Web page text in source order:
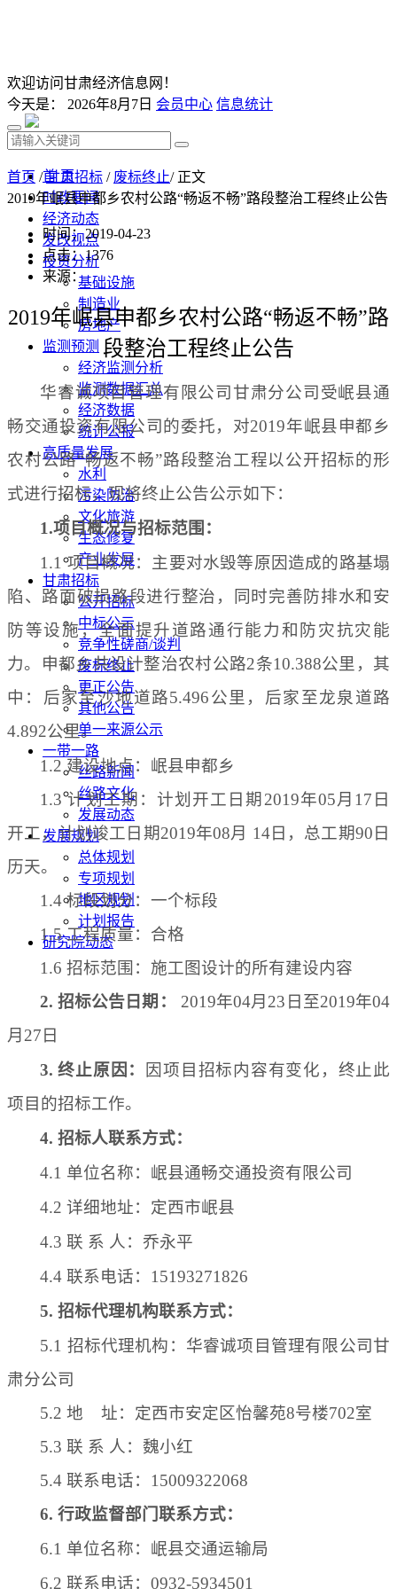
欢迎访问甘肃经济信息网！
今天是： 2026年8月7日 会员中心 信息统计
首 页
时政要闻
经济动态
发改视点
投资分析
基础设施
制造业
房地产
监测预测
经济监测分析
监测数据汇总
经济数据
统计公报
高质量发展
水利
污染防治
文化旅游
生态修复
产业发展
甘肃招标
公开招标
中标公示
竞争性磋商/谈判
废标终止
更正公告
其他公告
单一来源公示
一带一路
丝路新闻
丝路文化
发展动态
发展规划
总体规划
专项规划
地区规划
计划报告
研究院动态
首页 /甘肃招标 / 废标终止/ 正文
2019年岷县申都乡农村公路“畅返不畅”路段整治工程终止公告
时间：2019-04-23
点击：1376
来源：
2019年岷县申都乡农村公路“畅返不畅”路
段整治工程终止公告
华睿诚项目管理有限公司甘肃分公司受岷县通
畅交通投资有限公司的委托，对2019年岷县申都乡
农村公路“畅返不畅”路段整治工程以公开招标的形
式进行招标，现将终止公告公示如下：
1.项目概况与招标范围：
1 .1 项目概况：主要对水毁等原因造成的路基塌
陷、路面破损路段进行整治，同时完善防排水和安
防等设施，全面提升道路通行能力和防灾抗灾能
力。申都乡共设计整治农村公路2条10.388公里，其
中：后家至沙地道路5.496公里，后家至龙泉道路
4.892公里。
1 .2 建设地点：岷县申都乡
1 .3 计划工期：计划开工日期2019年05月17日
开工，计划竣工日期2019年08月 14日，总工期90日
历天。
1 .4 标段划分：一个标段
1.5 工程质量：合格
1 .6 招标范围：施工图设计的所有建设内容
2. 招标公告日期： 2019年04月 23 日至2019年04
月 27 日
3. 终止原因： 因项目 招标内容有变化，终止此
项目的招标工作。
4. 招标人联系方式：
4.1 单位名称：岷县通畅交通投资有限公司
4.2 详细地址： 定西市岷县
4.3 联 系 人：乔永平
4.4 联系电话：15193271826
5. 招标代理机构联系方式：
5.1 招标代理机构：华睿诚项目管理有限公司甘
肃分公司
5.2 地 址：定西市安定区怡馨苑8号楼702室
5.3 联 系 人：魏小红
5.4 联系电话：15009322068
6. 行政监督部门联系方式：
6.1 单位名称：岷县交通运输局
6.2 联系电话：0932-5934501